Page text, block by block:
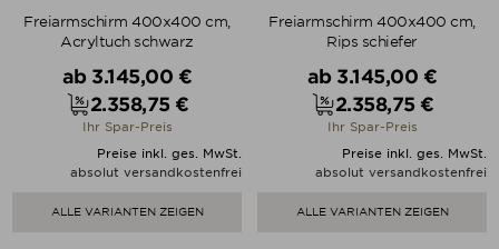
Freiarmschirm 400x400 cm,
Acryltuch schwarz
Verkaufspreis
ab 3.145,00 €
Preis
2.358,75 €
Ihr Spar-Preis
Preise inkl. ges. MwSt.
absolut versandkostenfrei
ALLE VARIANTEN ZEIGEN
Freiarmschirm 400x400 cm,
Rips schiefer
Verkaufspreis
ab 3.145,00 €
Preis
2.358,75 €
Ihr Spar-Preis
Preise inkl. ges. MwSt.
absolut versandkostenfrei
ALLE VARIANTEN ZEIGEN